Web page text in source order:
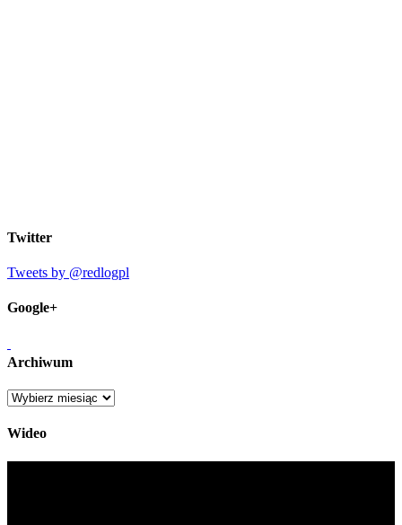
Twitter
Tweets by @redlogpl
Google+
Archiwum
Archiwum
Wideo